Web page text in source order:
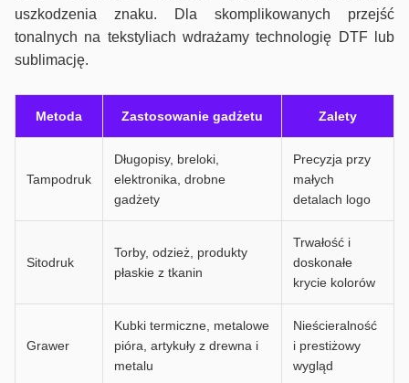
uszkodzenia znaku. Dla skomplikowanych przejść
tonalnych na tekstyliach wdrażamy technologię DTF lub
sublimację.
Metoda Zastosowanie gadżetu Zalety
Tampodruk
Długopisy, breloki,
elektronika, drobne
gadżety
Precyzja przy
małych
detalach logo
Sitodruk
Torby, odzież, produkty
płaskie z tkanin
Trwałość i
doskonałe
krycie kolorów
Grawer
Kubki termiczne, metalowe
pióra, artykuły z drewna i
metalu
Nieścieralność
i prestiżowy
wygląd